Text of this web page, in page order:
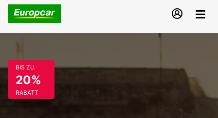
BIS ZU
20%
RABATT